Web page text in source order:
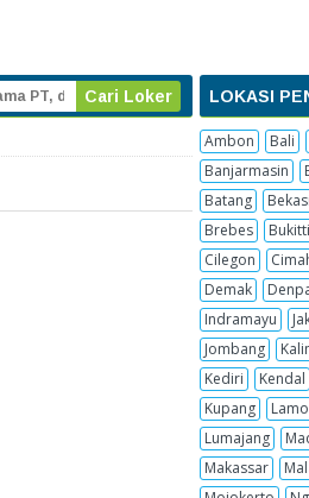
LOKASI
Ambon
Bali
Banjarmasin
Batang
Brebes
Cilegon
Demak
Indramayu
Jombang
Kediri
Kendal
Kupang
Lumajang
Makassar